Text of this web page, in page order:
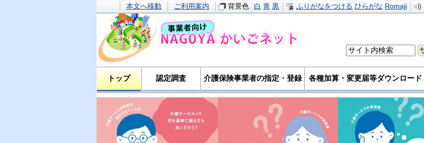
本文へ移動 ご利用案内 背景色 白 青 黒 ふりがなをつける ひらがな Romaji
トップ 認定調査 介護保険事業者の指定・登録 各種加算・変更届等ダウンロード